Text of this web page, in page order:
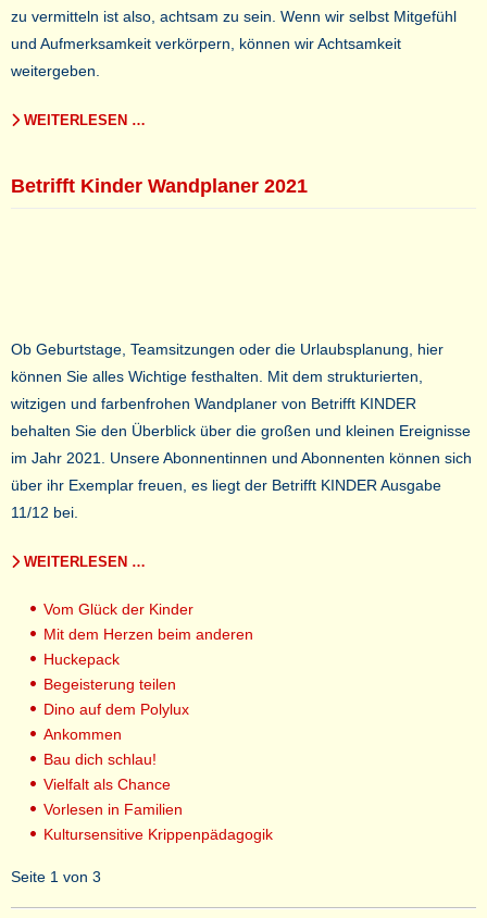
zu vermitteln ist also, achtsam zu sein. Wenn wir selbst Mitgefühl
und Aufmerksamkeit verkörpern, können wir Achtsamkeit
weitergeben.
WEITERLESEN …
Betrifft Kinder Wandplaner 2021
Ob Geburtstage, Teamsitzungen oder die Urlaubsplanung, hier
können Sie alles Wichtige festhalten. Mit dem strukturierten,
witzigen und farbenfrohen Wandplaner von Betrifft KINDER
behalten Sie den Überblick über die großen und kleinen Ereignisse
im Jahr 2021. Unsere Abonnentinnen und Abonnenten können sich
über ihr Exemplar freuen, es liegt der Betrifft KINDER Ausgabe
11/12 bei.
WEITERLESEN …
Vom Glück der Kinder
Mit dem Herzen beim anderen
Huckepack
Begeisterung teilen
Dino auf dem Polylux
Ankommen
Bau dich schlau!
Vielfalt als Chance
Vorlesen in Familien
Kultursensitive Krippenpädagogik
Seite 1 von 3